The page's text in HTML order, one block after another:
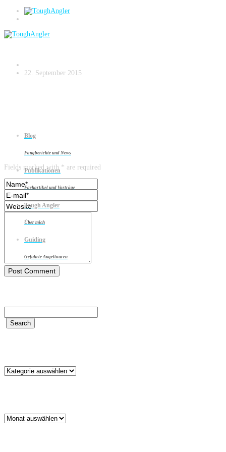
Blog
Fangberichte und News
Publikationen
Fachartikel und Vorträge
Tough Angler
Über mich
Guiding
Geführte Angeltouren
DSC_2104-2
22. September 2015
Leave a reply
Fields marked with * are required
Kategorien
Archiv